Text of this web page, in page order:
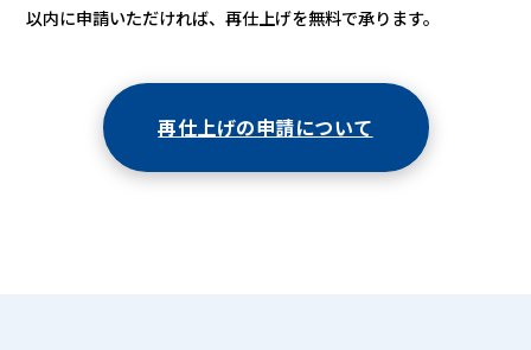
以内に申請いただければ、再仕上げを無料で承ります。
再仕上げの申請について